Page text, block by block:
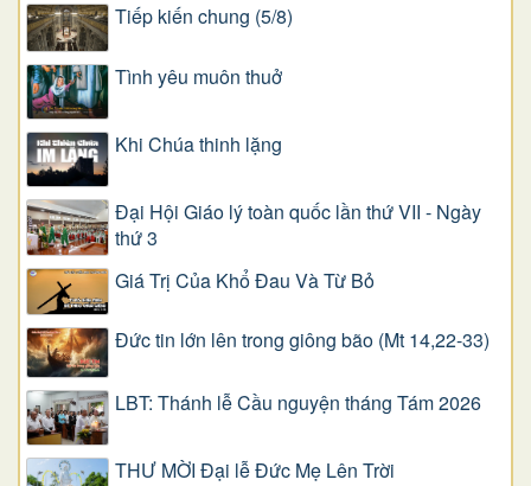
Tiếp kiến chung (5/8)
Tình yêu muôn thuở
Khi Chúa thinh lặng
Đại Hội Giáo lý toàn quốc lần thứ VII - Ngày
thứ 3
Giá Trị Của Khổ Ðau Và Từ Bỏ
Đức tin lớn lên trong giông bão (Mt 14,22-33)
LBT: Thánh lễ Cầu nguyện tháng Tám 2026
THƯ MỜI Đại lễ Đức Mẹ Lên Trời